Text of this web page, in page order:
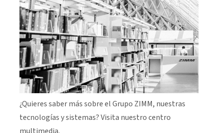
¿Quieres saber más sobre el Grupo ZIMM, nuestras
tecnologías y sistemas? Visita nuestro centro